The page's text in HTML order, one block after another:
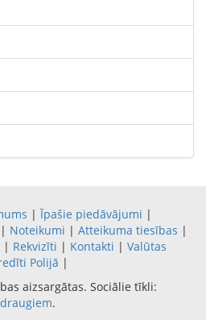
| Īpašie piedāvājumi |
| Noteikumi | Atteikuma tiesības |
| Rekvizīti | Kontakti | Valūtas
Polijā |
aizsargātas. Sociālie tīkli:
draugiem.